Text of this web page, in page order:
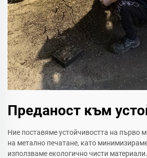
Преданост към
Ние поставяме устойчивостта на първо
на метално печатане, като
използваме екологично чисти